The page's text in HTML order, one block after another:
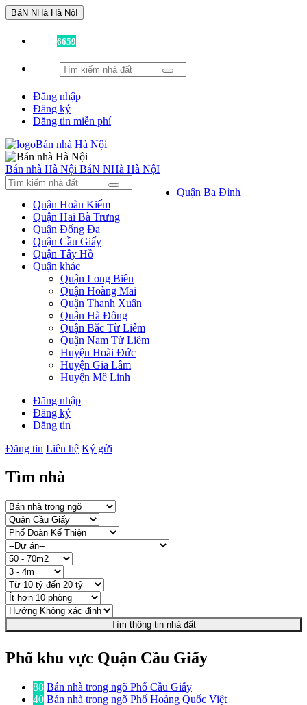
BáN NHà Hà NộI
6659
Đăng nhập
Đăng ký
Đăng tin miễn phí
Bán nhà Hà Nội BáN NHà Hà NộI
Quận Ba Đình
Quận Hoàn Kiếm
Quận Hai Bà Trưng
Quận Đống Đa
Quận Cầu Giấy
Quận Tây Hồ
Quận khác
Quận Long Biên
Quận Hoàng Mai
Quận Thanh Xuân
Quận Hà Đông
Quận Bắc Từ Liêm
Quận Nam Từ Liêm
Huyện Hoài Đức
Huyện Gia Lâm
Huyện Mê Linh
Đăng nhập
Đăng ký
Đăng tin
Đăng tin Liên hệ Ký gửi
Tìm nhà
Tìm thông tin nhà đất
Phố khu vực Quận Cầu Giấy
88 Bán nhà trong ngõ Phố Cầu Giấy
40 Bán nhà trong ngõ Phố Hoàng Quốc Việt